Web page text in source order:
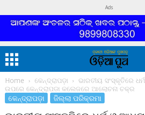
Ads
Home କେନ୍ଦ୍ରାପଡ଼ା
ଭାରତୀୟ ସଂସ୍କୃତିରେ
ଉପରେ କେନ୍ଦ୍ରାପଡା କଲେଜରେ ଆଲୋଚନା ଚକ୍ର
କେନ୍ଦ୍ରାପଡ଼ା ଜିଲ୍ଲା ପରିକ୍ରମା